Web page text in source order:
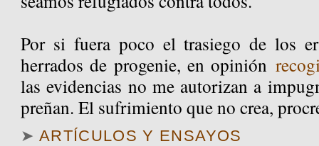
Por si fuera poco el trasiego de los
herrados de progenie, en opinión
las evidencias no me autorizan a
preñan. El sufrimiento que no crea,
➤ ARTÍCULOS Y ENSAYOS